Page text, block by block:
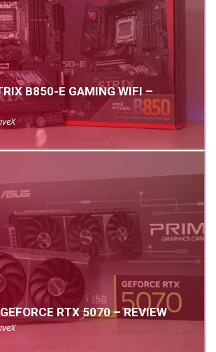
B850-E GAMING WIFI –
RTX 5070 – REVIEW